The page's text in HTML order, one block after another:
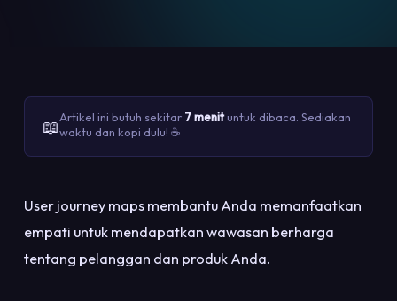
📖Artikel ini butuh sekitar 7 menituntuk dibaca. Sediakan
waktu dan kopi dulu! ☕
User journey maps membantu Anda memanfaatkan
empati untuk mendapatkan wawasan berharga
tentang pelanggan dan produk Anda.